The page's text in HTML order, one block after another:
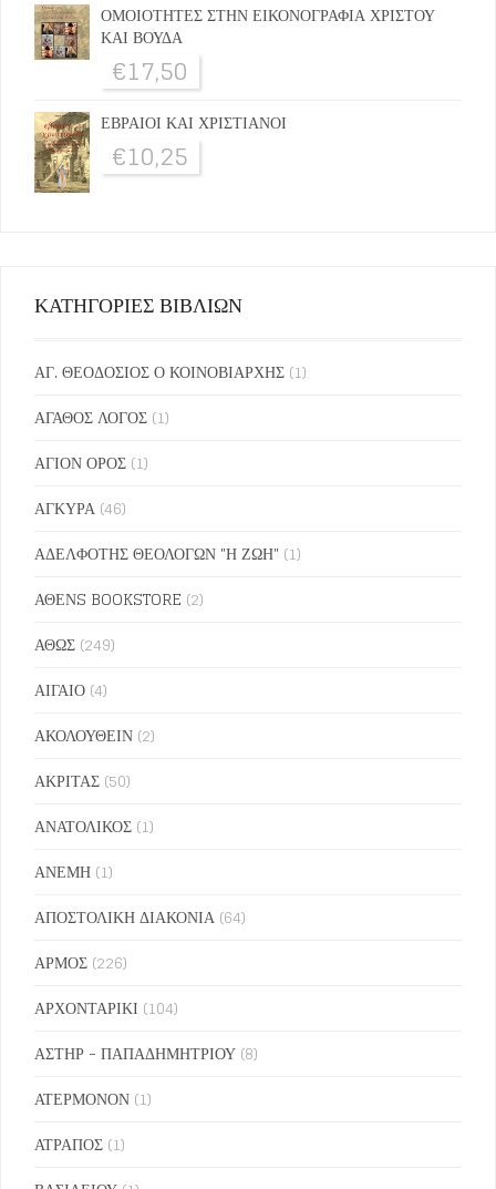
ΟΜΟΙΟΤΗΤΕΣ ΣΤΗΝ ΕΙΚΟΝΟΓΡΑΦΙΑ ΧΡΙΣΤΟΥ
ΚΑΙ ΒΟΥΔΑ
€17,50
ΕΒΡΑΙΟΙ ΚΑΙ ΧΡΙΣΤΙΑΝΟΙ
€10,25
ΚΑΤΗΓΟΡΙΕΣ ΒΙΒΛΙΩΝ
ΑΓ. ΘΕΟΔΟΣΙΟΣ Ο ΚΟΙΝΟΒΙΑΡΧΗΣ (1)
ΑΓΑΘΟΣ ΛΟΓΟΣ (1)
ΑΓΙΟΝ ΟΡΟΣ (1)
ΑΓΚΥΡΑ (46)
ΑΔΕΛΦΟΤΗΣ ΘΕΟΛΟΓΩΝ "Η ΖΩΗ" (1)
ΑΘΕΝS BOOKSTORE (2)
ΑΘΩΣ (249)
ΑΙΓΑΙΟ (4)
ΑΚΟΛΟΥΘΕΙΝ (2)
ΑΚΡΙΤΑΣ (50)
ΑΝΑΤΟΛΙΚΟΣ (1)
ΑΝΕΜΗ (1)
ΑΠΟΣΤΟΛΙΚΗ ΔΙΑΚΟΝΙΑ (64)
ΑΡΜΟΣ (226)
ΑΡΧΟΝΤΑΡΙΚΙ (104)
ΑΣΤΗΡ - ΠΑΠΑΔΗΜΗΤΡΙΟΥ (8)
ΑΤΕΡΜΟΝΟΝ (1)
ΑΤΡΑΠΟΣ (1)